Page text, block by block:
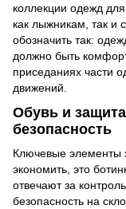
коллекции одежд
как лыжникам, так и
обозначить так:
должно быть
приседаниях части
движений.
Обувь и
безопасность
Ключевые элементы
экономить, это
отвечают за
безопасность на